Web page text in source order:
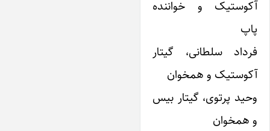
و خواننده
سلطانی، گیتار
و همخوان
پرتوی، گیتار بیس
همخوان